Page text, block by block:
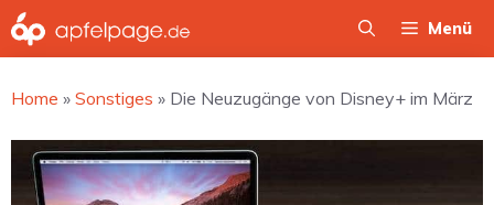
Zum
Inhalt
Menü
Home » Sonstiges » Die Neuzugänge von Disney+ im März